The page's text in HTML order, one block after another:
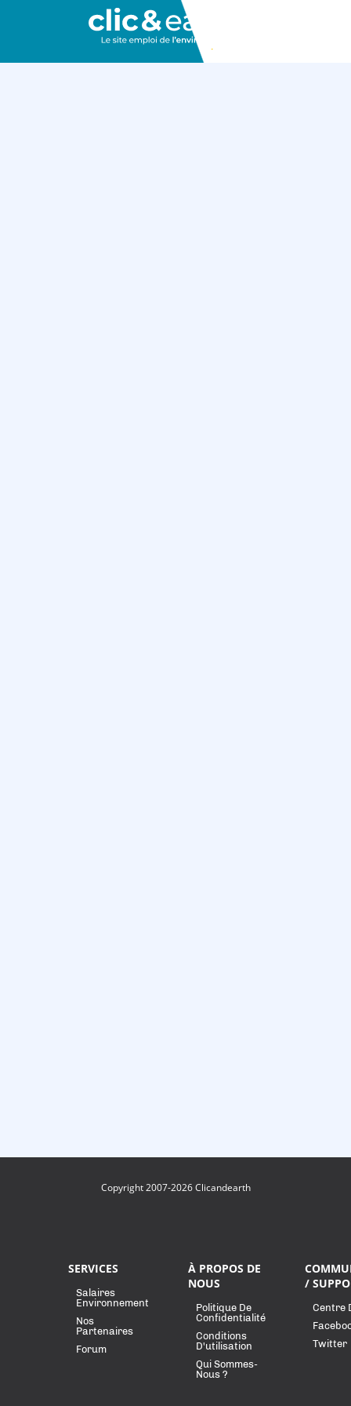
Copyright 2007-2026 Clicandearth
SERVICES
Salaires
Environnement
Nos
Partenaires
Forum
À PROPOS DE
NOUS
Politique De
Confidentialité
Conditions
D'utilisation
Qui Sommes-
Nous ?
/
Centre
Twitter